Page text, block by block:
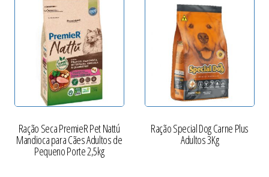
Ração Seca PremieR Pet Nattú
Mandioca para Cães Adultos de
Pequeno Porte 2,5kg
Ração Special Dog Carne Plus
Adultos 3Kg